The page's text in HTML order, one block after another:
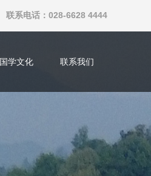
联系电话：028-6628 4444
国学文化 联系我们